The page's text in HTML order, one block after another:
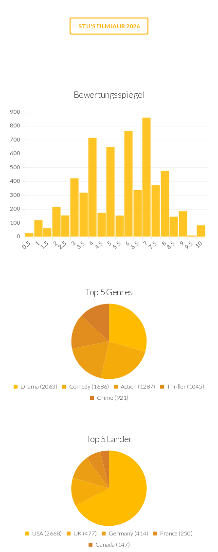
STU'S FILMJAHR 2026
Bewertungsspiegel
Top 5 Genres
Drama (2063) Comedy (1686) Action (1287)
Thriller (1045)
Crime (921)
Top 5 Länder
USA (2668) UK (477) Germany (414)
France (250)
Canada (147)